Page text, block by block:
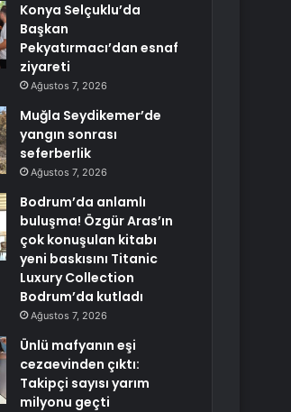
Konya Selçuklu’da
Başkan
Pekyatırmacı’dan esnaf
ziyareti
Ağustos 7, 2026
Muğla Seydikemer’de
yangın sonrası
seferberlik
Ağustos 7, 2026
Bodrum’da anlamlı
buluşma! Özgür Aras’ın
çok konuşulan kitabı
yeni baskısını Titanic
Luxury Collection
Bodrum’da kutladı
Ağustos 7, 2026
Ünlü mafyanın eşi
cezaevinden çıktı:
Takipçi sayısı yarım
milyonu geçti